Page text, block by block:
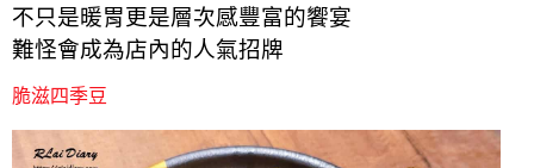
不只是暖胃更是層次感豐富的饗宴
難怪會成為店內的人氣招牌
脆滋四季豆